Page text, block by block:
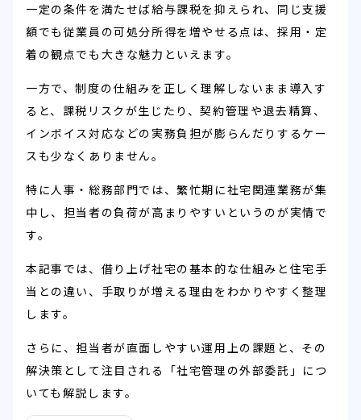
一定の条件を満たせば給与課税を抑えられ、同じ支援
額でも従業員の可処分所得を増やせる点は、採用・定
着の観点でも大きな魅力といえます。
一方で、制度の仕組みを正しく理解しないまま導入す
ると、課税リスクが生じたり、契約管理や退去精算、
インボイス対応などの実務負担が膨らんだりするケー
スも少なくありません。
特に人事・総務部門では、繁忙期に社宅関連業務が集
中し、担当者の負荷が高まりやすいというのが実情で
す。
本記事では、借り上げ社宅の基本的な仕組みと住宅手
当との違い、手取りが増える理由をわかりやすく整理
します。
さらに、担当者が直面しやすい運用上の課題と、その
解決策として注目される「社宅管理の外部委託」につ
いても解説します。